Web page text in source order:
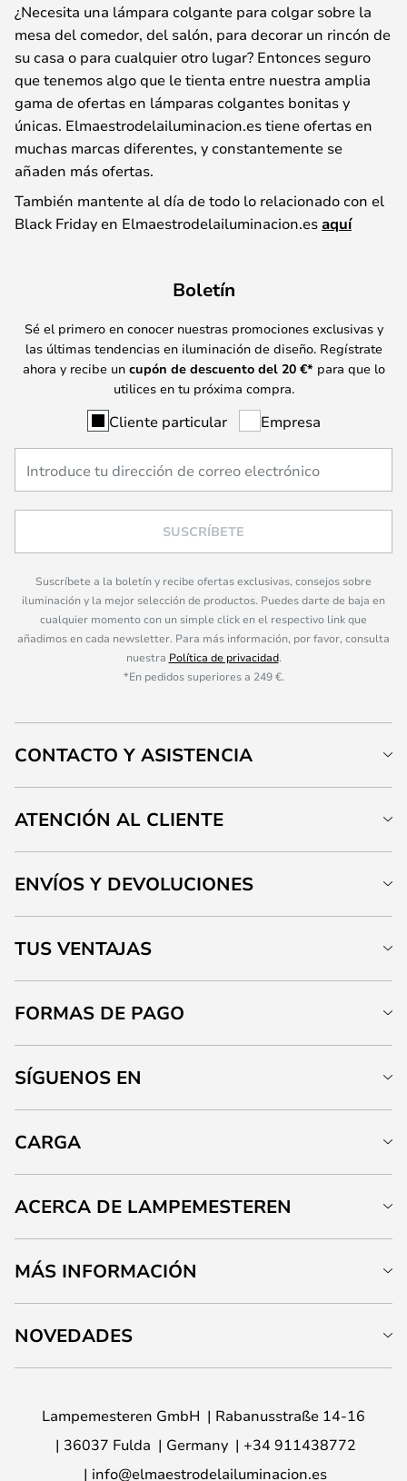
¿Necesita una lámpara colgante para colgar sobre la
mesa del comedor, del salón, para decorar un rincón de
su casa o para cualquier otro lugar? Entonces seguro
que tenemos algo que le tienta entre nuestra amplia
gama de ofertas en lámparas colgantes bonitas y
únicas. Elmaestrodelailuminacion.es tiene ofertas en
muchas marcas diferentes, y constantemente se
añaden más ofertas.
También mantente al día de todo lo relacionado con el
Black Friday en Elmaestrodelailuminacion.esaquí
Boletín
Sé el primero en conocer nuestras promociones exclusivas y
las últimas tendencias en iluminación de diseño. Regístrate
ahora y recibe un cupón de descuento del 20 €* para que lo
utilices en tu próxima compra.
Cliente particular Empresa
SUSCRÍBETE
Suscríbete a la boletín y recibe ofertas exclusivas, consejos sobre
iluminación y la mejor selección de productos. Puedes darte de baja en
cualquier momento con un simple click en el respectivo link que
añadimos en cada newsletter. Para más información, por favor, consulta
nuestra Política de privacidad.
*En pedidos superiores a 249 €.
CONTACTO Y ASISTENCIA
ATENCIÓN AL CLIENTE
ENVÍOS Y DEVOLUCIONES
TUS VENTAJAS
FORMAS DE PAGO
SÍGUENOS EN
CARGA
ACERCA DE LAMPEMESTEREN
MÁS INFORMACIÓN
NOVEDADES
Lampemesteren GmbH
Rabanusstraße 14-16
36037 Fulda
Germany
+34 911438772
info@elmaestrodelailuminacion.es